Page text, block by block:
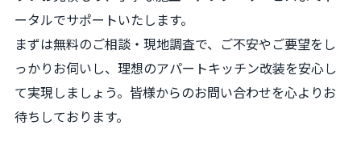
ータルでサポートいたします。
まずは無料のご相談・現地調査で、ご不安やご要望をし
っかりお伺いし、理想のアパートキッチン改装を安心し
て実現しましょう。皆様からのお問い合わせを心よりお
待ちしております。